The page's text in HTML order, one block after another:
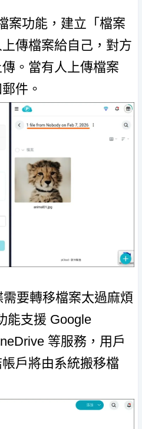
案功能，建立「檔案
傳檔案給自己，對方
。當有人上傳檔案
件。
要轉移檔案太過麻煩
能支援 Google
等服務，用戶
戶將由系統搬移檔